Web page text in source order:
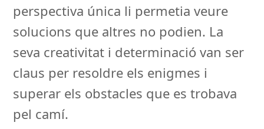
perspectiva única li permetia veure
solucions que altres no podien. La
seva creativitat i determinació van ser
claus per resoldre els enigmes i
superar els obstacles que es trobava
pel camí.